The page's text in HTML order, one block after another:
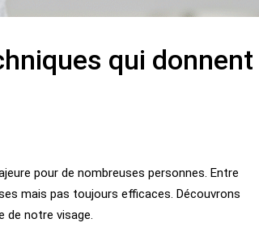
qui donnent
pour de nombreuses personnes. Entre
mais pas toujours efficaces. Découvrons
de notre visage.